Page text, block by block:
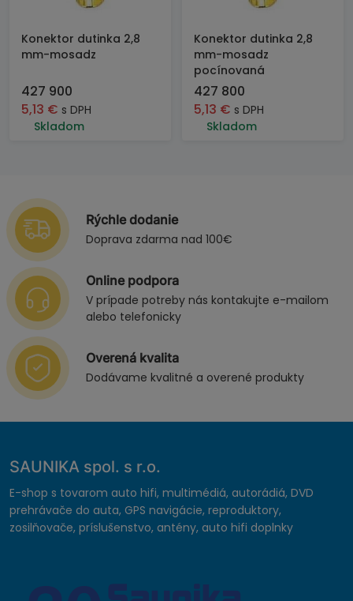
Konektor dutinka 2,8
mm-mosadz
427 900
5,13 € s DPH
Skladom
Konektor dutinka 2,8
mm-mosadz
pocínovaná
427 800
5,13 € s DPH
Skladom
Rýchle dodanie
Doprava zdarma nad 100€
Online podpora
V prípade potreby nás kontakujte e-mailom
alebo telefonicky
Overená kvalita
Dodávame kvalitné a overené produkty
SAUNIKA spol. s r.o.
E-shop s tovarom auto hifi, multimédiá, autorádiá, DVD
prehrávače do auta, GPS navigácie, reproduktory,
zosilňovače, príslušenstvo, antény, auto hifi doplnky